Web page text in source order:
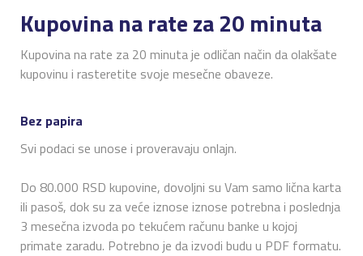
Kupovina na rate za 20 minuta
Kupovina na rate za 20 minuta je odličan način da olakšate
kupovinu i rasteretite svoje mesečne obaveze.
Bez papira
Svi podaci se unose i proveravaju onlajn.
Do 80.000 RSD kupovine, dovoljni su Vam samo lična karta
ili pasoš, dok su za veće iznose iznose potrebna i poslednja
3 mesečna izvoda po tekućem računu banke u kojoj
primate zaradu. Potrebno je da izvodi budu u PDF formatu.